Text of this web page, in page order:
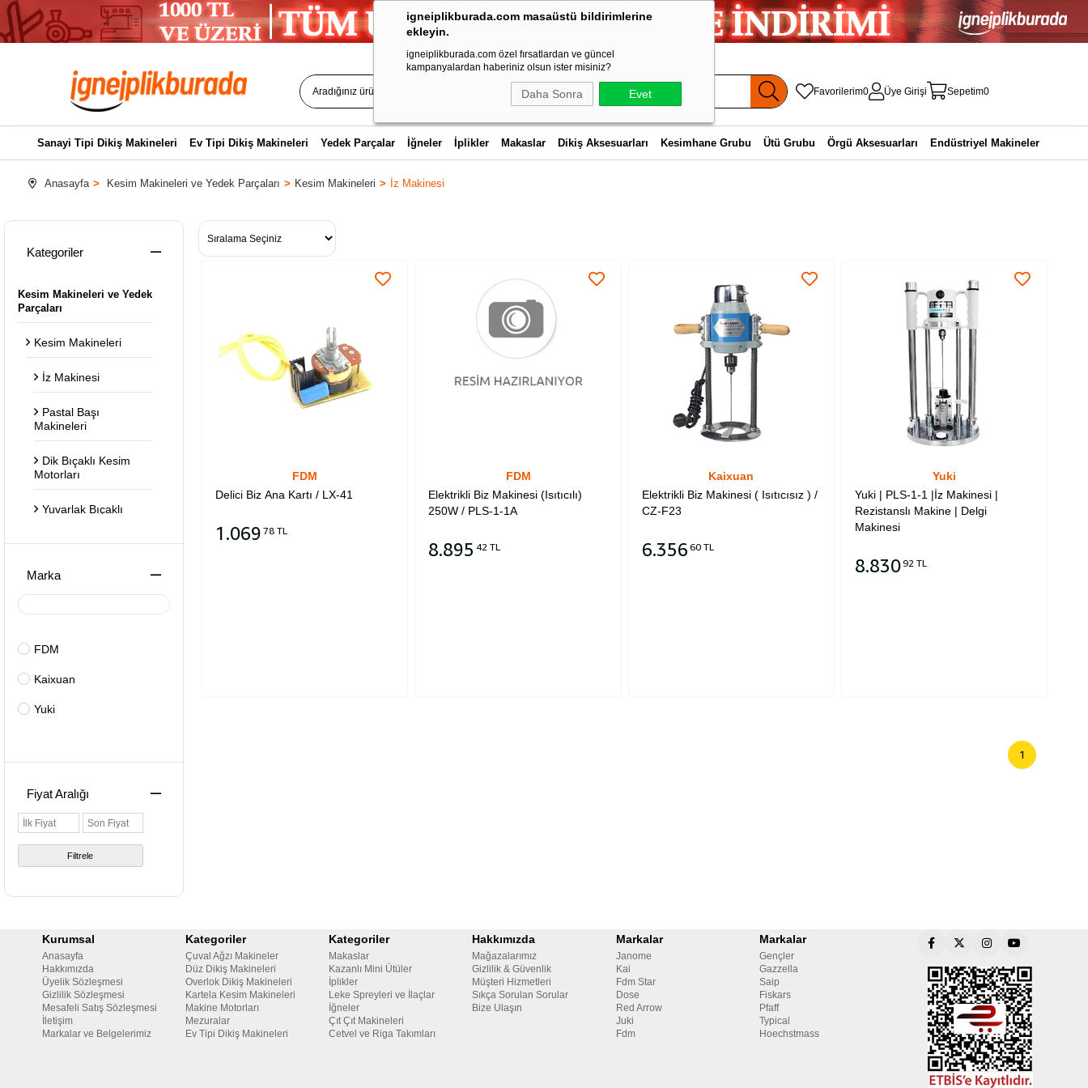
igneiplikburada.com masaüstü bildirimlerine
ekleyin.
igneiplikburada.com özel fırsatlardan ve güncel
kampanyalardan haberiniz olsun ister misiniz?
Daha Sonra Evet Favorilerim0 Üye Girişi Sepetim0
Sanayi Tipi Dikiş Makineleri Ev Tipi Dikiş Makineleri Yedek Parçalar İğneler İplikler Makaslar Dikiş Aksesuarları Kesimhane Grubu Ütü Grubu Örgü Aksesuarları Endüstriyel Makineler
Anasayfa Kesim Makineleri ve Yedek Parçaları Kesim Makineleri İz Makinesi
Kategoriler
Kesim Makineleri ve Yedek
Parçaları
Kesim Makineleri
İz Makinesi
Pastal Başı
Makineleri
Dik Bıçaklı Kesim
Motorları
Yuvarlak Bıçaklı
Makineleri
Biye Kesim
Etiket Kesim
Makineleri
Diğer Kesim
Makineleri
Marka
FDM
Kaixuan
Yuki
Fiyat Aralığı
Filtrele
FDM
Delici Biz Ana Kartı / LX-41
1.069 78 TL
FDM
Elektrikli Biz Makinesi (Isıtıcılı)
250W / PLS-1-1A
8.895 42 TL
Kaixuan
Elektrikli Biz Makinesi ( Isıtıcısız ) /
CZ-F23
6.356 60 TL
Yuki
Yuki | PLS-1-1 |İz Makinesi |
Rezistanslı Makine | Delgi
Makinesi
8.83092 TL
1
Kurumsal
Anasayfa
Hakkımızda
Üyelik Sözleşmesi
Gizlilik Sözleşmesi
Mesafeli Satış Sözleşmesi
İletişim
Markalar ve Belgelerimiz
Kategoriler
Çuval Ağzı Makineler
Düz Dikiş Makineleri
Overlok Dikiş Makineleri
Kartela Kesim Makineleri
Makine Motorları
Mezuralar
Ev Tipi Dikiş Makineleri
Kategoriler
Makaslar
Kazanlı Mini Ütüler
İplikler
Leke Spreyleri ve İlaçlar
İğneler
Çıt Çıt Makineleri
Cetvel ve Riga Takımları
Hakkımızda
Mağazalarımız
Gizlilik & Güvenlik
Müşteri Hizmetleri
Sıkça Sorulan Sorular
Bize Ulaşın
Markalar
Janome
Kai
Fdm Star
Dose
Red Arrow
Juki
Fdm
Markalar
Gençler
Gazzella
Saip
Fiskars
Pfaff
Typical
Hoechstmass